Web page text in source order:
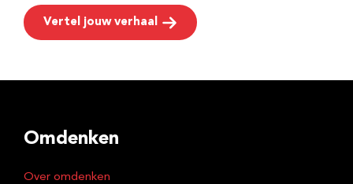
Vertel jouw verhaal
Omdenken
Over omdenken